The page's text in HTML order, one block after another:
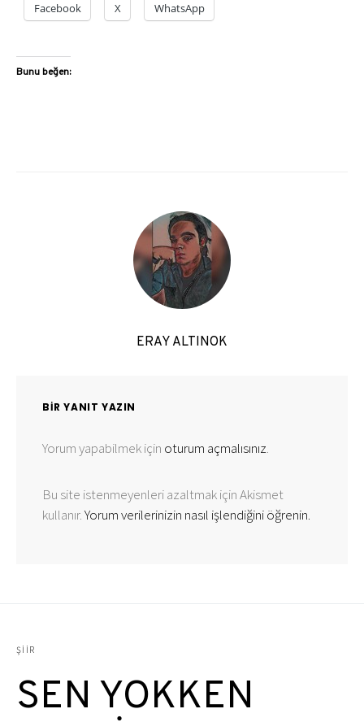
Facebook X WhatsApp
Bunu beğen:
ERAY ALTINOK
BIR YANIT YAZIN
Yorum yapabilmek için oturum açmalısınız.
Bu site istenmeyenleri azaltmak için Akismet
kullanır.Yorum verilerinizin nasıl işlendiğini öğrenin.
ŞIIR
SEN YOKKEN